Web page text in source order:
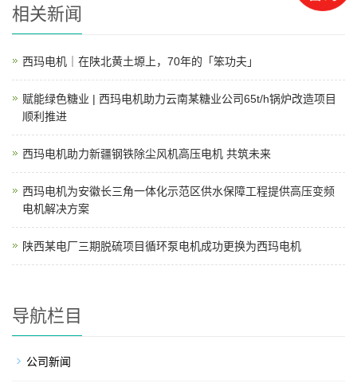
相关新闻
西玛电机｜在陕北黄土塬上，70年的「笨功夫」
赋能绿色糖业 | 西玛电机助力云南某糖业公司65t/h锅炉改造项目
顺利推进
西玛电机助力新疆钢铁除尘风机高压电机 共筑未来
西玛电机为安徽长三角一体化示范区供水保障工程提供高压变频
电机解决方案
陕西某电厂三期脱硫项目循环泵电机成功更换为西玛电机
导航栏目
公司新闻